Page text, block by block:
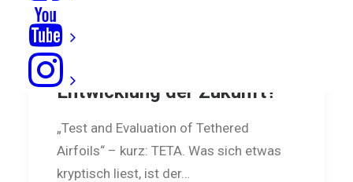
Projekt TETA: Die Kite-
Entwicklung der Zukunft?
„Test and Evaluation of Tethered
Airfoils“ – kurz: TETA. Was sich etwas
kryptisch liest, ist der…